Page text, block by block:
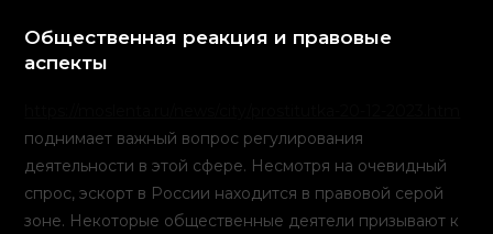
Общественная реакция и правовые
аспекты
поднимает важный вопрос регулирования
деятельности в этой сфере. Несмотря на очевидный
спрос, эскорт в России находится в правовой серой
зоне. Некоторые общественные деятели призывают к